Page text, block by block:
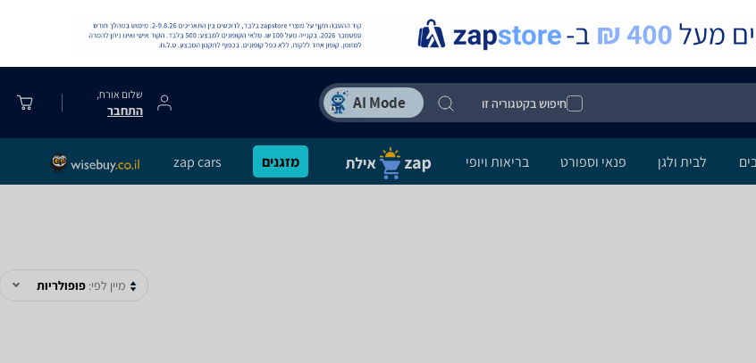
חיפוש בקטגוריה זו
שלום אורח,
התחבר
לבית ולגן פנאי וספורט בריאות ויופי מזגנים zap cars
מיין לפי: פופולריות